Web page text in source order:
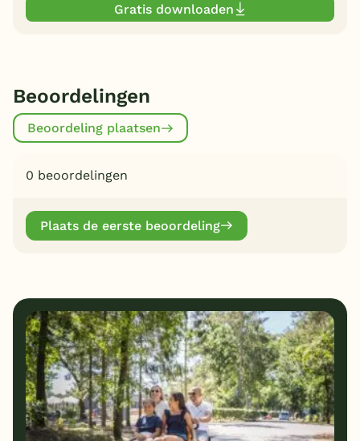
Gratis downloaden
Beoordelingen
Beoordeling plaatsen
0 beoordelingen
Plaats de eerste beoordeling